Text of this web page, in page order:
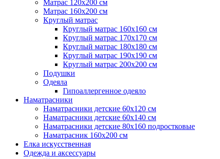
Матраc 120х200 см
Матрас 160х200 см
Круглый матрас
Круглый матрас 160х160 см
Круглый матрас 170х170 см
Круглый матрас 180х180 см
Круглый матрас 190х190 см
Круглый матрас 200х200 см
Подушки
Одеяла
Гипоаллергенное одеяло
Наматрасники
Наматрасники детские 60х120 см
Наматрасники детские 60х140 см
Наматрасники детские 80х160 подростковые
Наматрасник 160х200 см
Елка искусственная
Одежда и аксессуары